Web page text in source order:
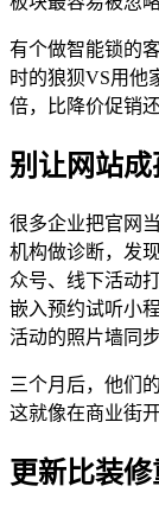
有个做智能锁的
时的狼狈VS用他
倍，比降价促销还
别让网站成
很多企业把官网
机构做诊断，发
众号、线下活动
嵌入预约试听小
活动的照片墙同
三个月后，他们
这就像在商业街
更新比装修